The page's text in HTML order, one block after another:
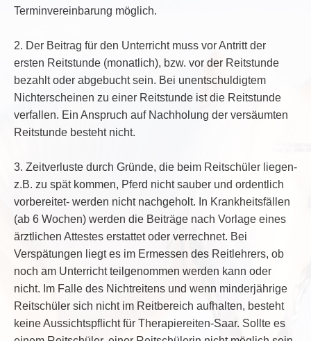
Terminvereinbarung möglich.
2. Der Beitrag für den Unterricht muss vor Antritt der
ersten Reitstunde (monatlich), bzw. vor der Reitstunde
bezahlt oder abgebucht sein. Bei unentschuldigtem
Nichterscheinen zu einer Reitstunde ist die Reitstunde
verfallen. Ein Anspruch auf Nachholung der versäumten
Reitstunde besteht nicht.
3. Zeitverluste durch Gründe, die beim Reitschüler liegen-
z.B. zu spät kommen, Pferd nicht sauber und ordentlich
vorbereitet- werden nicht nachgeholt. In Krankheitsfällen
(ab 6 Wochen) werden die Beiträge nach Vorlage eines
ärztlichen Attestes erstattet oder verrechnet. Bei
Verspätungen liegt es im Ermessen des Reitlehrers, ob
noch am Unterricht teilgenommen werden kann oder
nicht. Im Falle des Nichtreitens und wenn minderjährige
Reitschüler sich nicht im Reitbereich aufhalten, besteht
keine Aussichtspflicht für Therapiereiten-Saar. Sollte es